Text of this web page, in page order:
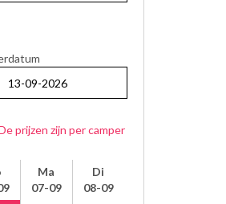
prijzen zijn per camper
Ma
07-09
Di
08-09